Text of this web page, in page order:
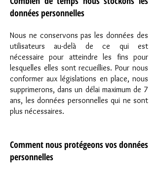
données personnelles
Nous ne conservons pas les données des
utilisateurs au-delà de ce qui est
nécessaire pour atteindre les fins pour
lesquelles elles sont recueillies. Pour nous
conformer aux législations en place, nous
supprimerons, dans un délai maximum de 7
ans, les données personnelles qui ne sont
plus nécessaires.
Comment nous protégeons vos données
personnelles